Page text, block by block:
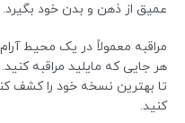
عمیق از ذهن و بدن خود بگیرد.
مراقبه معمولاً در یک محیط
هر جایی که مایلید مراقبه
تا بهترین نسخه خود را کشف
کنید.